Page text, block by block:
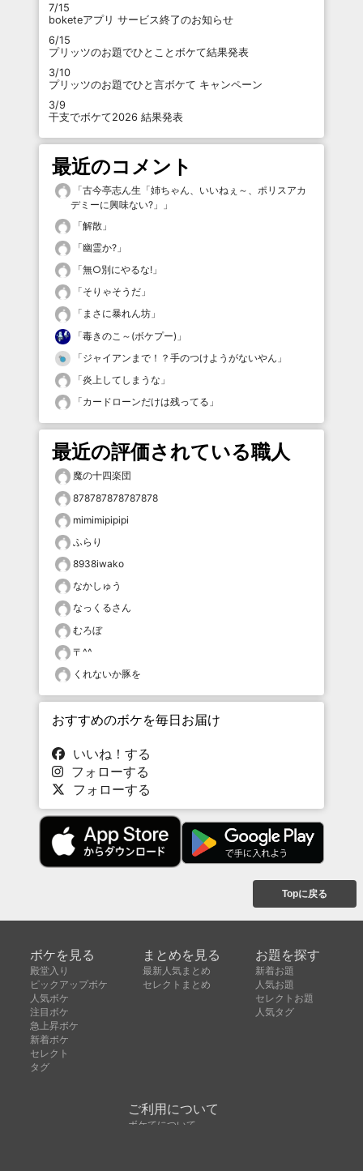
7/15
boketeアプリ サービス終了のお知らせ
6/15
プリッツのお題でひとことボケて結果発表
3/10
プリッツのお題でひと言ボケて キャンペーン
3/9
干支でボケて2026 結果発表
最近のコメント
「古今亭志ん生「姉ちゃん、いいねぇ～、ポリスアカ
デミーに興味ない?」
」
「解散 」
「幽霊か? 」
「無○別にやるな! 」
「そりゃそうだ 」
「 まさに暴れん坊 」
「毒きのこ～(ボケプー) 」
「ジャイアンまで！？手のつけようがないやん 」
「炎上してしまうな 」
「カードローンだけは残ってる 」
最近の評価されている職人
魔の十四楽団
878787878787878
mimimipipipi
ふらり
8938iwako
なかしゅう
なっくるさん
むろぼ
〒^^
くれないか豚を
おすすめのボケを毎日お届け
いいね！する
フォローする
フォローする
Topに戻る
ボケを見る
殿堂入り
ピックアップボケ
人気ボケ
注目ボケ
急上昇ボケ
新着ボケ
セレクト
タグ
まとめを見る
最新人気まとめ
セレクトまとめ
お題を探す
新着お題
人気お題
セレクトお題
人気タグ
ご利用について
ボケてについて